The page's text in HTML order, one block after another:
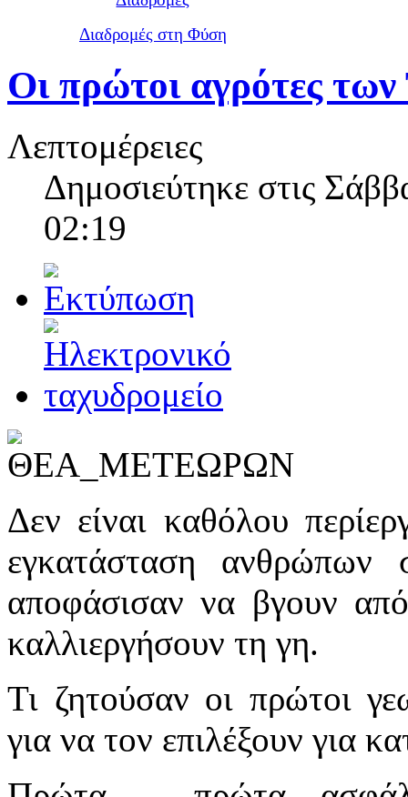
Διαδρομές στη Φύση
Οι πρώτοι αγρότες
Λεπτομέρειες
Δημοσιεύτηκε στις
02:19
Δεν είναι καθόλου
εγκατάσταση ανθρώπων
αποφάσισαν να βγουν
καλλιεργήσουν τη γη.
Τι ζητούσαν οι πρώτοι
για να τον επιλέξουν για